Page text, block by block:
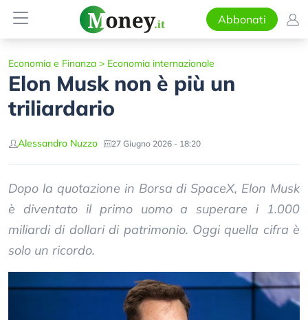
Abbonati
Economia e Finanza > Economia internazionale
Elon Musk non è più un
triliardario
Alessandro Nuzzo 27 Giugno 2026 - 18:20
Dopo la quotazione in Borsa di SpaceX, Elon Musk
è diventato il primo uomo a superare i 1.000
miliardi di dollari di patrimonio. Oggi quella cifra è
solo un ricordo.